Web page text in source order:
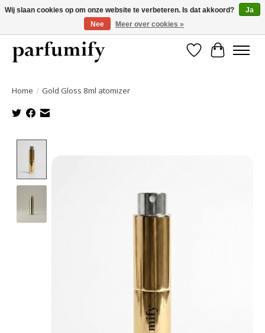
750+ Geuren | Gratis verzending | Maandelijks opzegbaar
Verlanglijst
Home / Gold Gloss 8ml atomizer
Wij slaan cookies op om onze website te verbeteren. Is dat akkoord?
Ja
Nee
Meer over cookies »